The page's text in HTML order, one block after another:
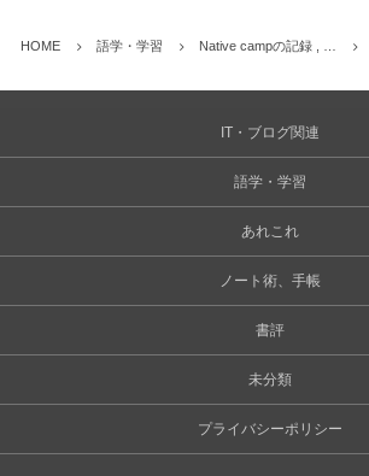
HOME 語学・学習 Native campの記録 , …
IT・ブログ関連
語学・学習
あれこれ
ノート術、手帳
書評
未分類
プライバシーポリシー